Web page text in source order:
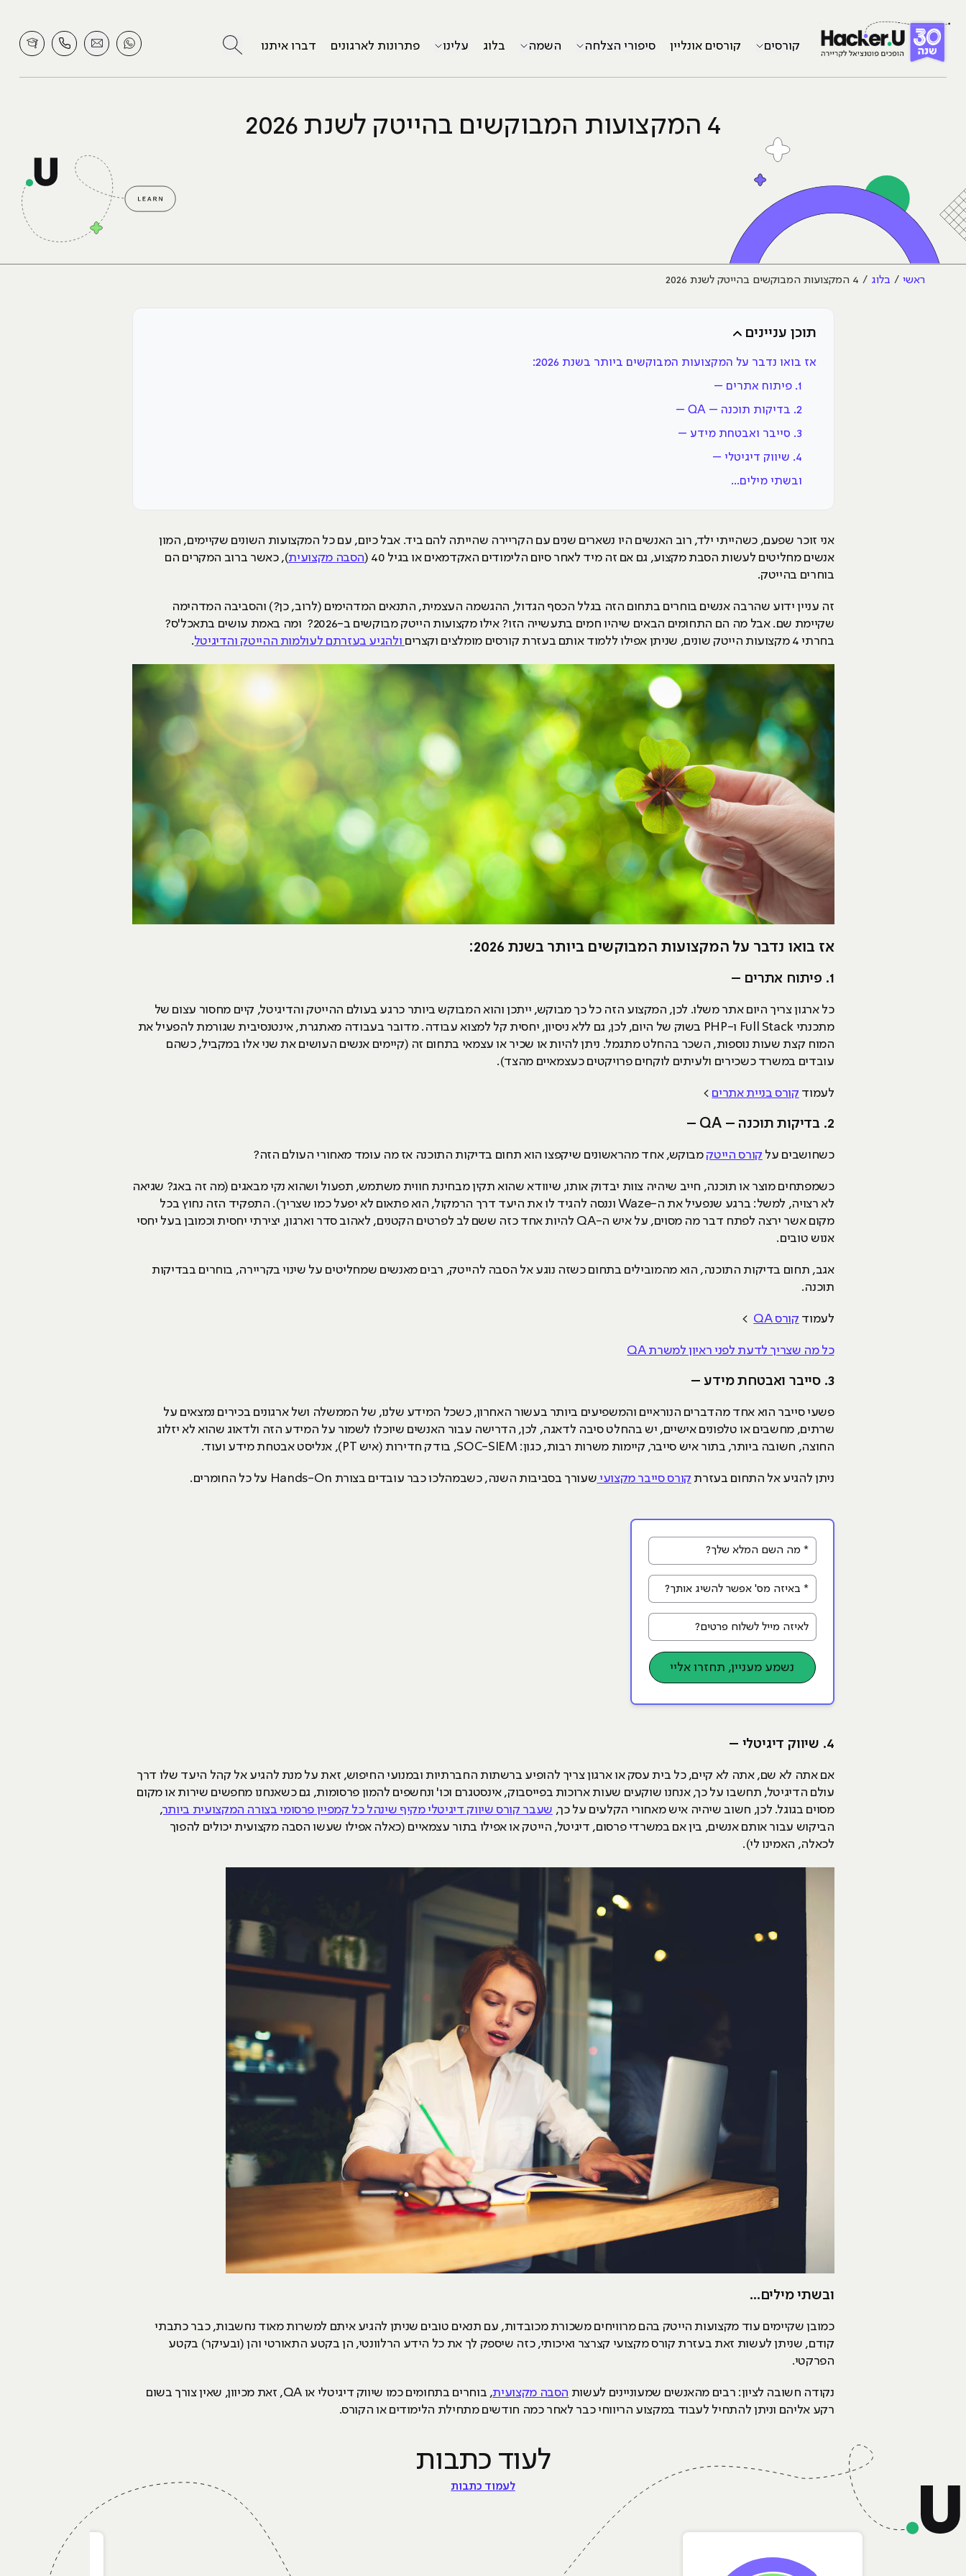
קורסים קורסים אונליין סיפורי הצלחה השמה בלוג עלינו פתרונות לארגונים דברו איתנו לחץ לחיפוש
4 המקצועות המבוקשים בהייטק לשנת 2026
ראשי בלוג 4 המקצועות המבוקשים בהייטק לשנת 2026
תוכן עניינים
אז בואו נדבר על המקצועות המבוקשים ביותר בשנת 2026:
1. פיתוח אתרים –
2. בדיקות תוכנה – QA –
3. סייבר ואבטחת מידע –
4. שיווק דיגיטלי –
ובשתי מילים...
אני זוכר שפעם, כשהייתי ילד, רוב האנשים היו נשארים שנים עם הקריירה שהייתה להם ביד. אבל כיום, עם כל המקצועות השונים שקיימים, המון
אנשים מחליטים לעשות הסבת מקצוע, גם אם זה מיד לאחר סיום הלימודים האקדמאים או בגיל 40 (
הסבה מקצועית), כאשר ברוב המקרים הם
בוחרים בהייטק.
זה עניין ידוע שהרבה אנשים בוחרים בתחום הזה בגלל הכסף הגדול, ההגשמה העצמית, התנאים המדהימים (לרוב, כן?) והסביבה המדהימה
שקיימת שם. אבל מה הם התחומים הבאים שיהיו חמים בתעשייה הזו? אילו מקצועות הייטק מבוקשים ב-2026? ומה באמת עושים בתאכל'ס?
בחרתי 4 מקצועות הייטק שונים, שניתן אפילו ללמוד אותם בעזרת קורסים מומלצים וקצרים
ולהגיע בעזרתם לעולמות ההייטק והדיגיטל.
אז בואו נדבר על המקצועות המבוקשים ביותר בשנת 2026:
1. פיתוח אתרים –
כל ארגון צריך היום אתר משלו. לכן, המקצוע הזה כל כך מבוקש, ייתכן והוא המבוקש ביותר כרגע בעולם ההייטק והדיגיטל, קיים מחסור עצום של
מתכנתי Full Stack ו-PHP בשוק של היום, לכן, גם ללא ניסיון, יחסית קל למצוא עבודה. מדובר בעבודה מאתגרת, אינטנסיבית שגורמת להפעיל את
המוח קצת שעות נוספות, השכר בהחלט מתגמל. ניתן להיות או שכיר או עצמאי בתחום זה (קיימים אנשים העושים את שני אלו במקביל, כשהם
עובדים במשרד כשכירים ולעיתים לוקחים פרויקטים כעצמאיים מהצד).
לעמוד קורס בניית אתרים >
2. בדיקות תוכנה – QA –
כשחושבים על קורס הייטק מבוקש, אחד מהראשונים שיקפצו הוא תחום בדיקות התוכנה אז מה עומד מאחורי העולם הזה?
כשמפתחים מוצר או תוכנה, חייב שיהיה צוות יבדוק אותו, שיוודא שהוא תקין מבחינת חווית משתמש, תפעול ושהוא נקי מבאגים (מה זה באג? שגיאה
לא רצויה, למשל: ברגע שנפעיל את ה-Waze וננסה להגיד לו את היעד דרך הרמקול, הוא פתאום לא יפעל כמו שצריך). התפקיד הזה נחוץ בכל
מקום אשר ירצה לפתח דבר מה מסוים, על איש ה-QA להיות אחד כזה ששם לב לפרטים הקטנים, לאהוב סדר וארגון, יצירתי יחסית וכמובן בעל יחסי
אנוש טובים.
אגב, תחום בדיקות התוכנה, הוא מהמובילים בתחום כשזה נוגע אל הסבה להייטק, רבים מאנשים שמחליטים על שינוי בקריירה, בוחרים בבדיקות
תוכנה.
לעמוד קורס QA >
כל מה שצריך לדעת לפני ראיון למשרת QA
3. סייבר ואבטחת מידע –
פשעי סייבר הוא אחד מהדברים הנוראיים והמשפיעים ביותר בעשור האחרון, כשכל המידע שלנו, של הממשלה ושל ארגונים בכירים נמצאים על
שרתים, מחשבים או טלפונים אישיים, יש בהחלט סיבה לדאגה, לכן, הדרישה עבור האנשים שיוכלו לשמור על המידע הזה ולדאוג שהוא לא יזלוג
החוצה, חשובה ביותר, בתור איש סייבר, קיימות משרות רבות, כגון: SOC-SIEM, בודק חדירות (איש PT), אנליסט אבטחת מידע ועוד.
ניתן להגיע אל התחום בעזרת קורס סייבר מקצועי שעורך בסביבות השנה, כשבמהלכו כבר עובדים בצורת Hands-On על כל החומרים.
* מה השם המלא שלך?
* באיזה מס' אפשר להשיג אותך?
לאיזה מייל לשלוח פרטים?
נשמע מעניין, תחזרו אליי
4. שיווק דיגיטלי –
אם אתה לא שם, אתה לא קיים, כל בית עסק או ארגון צריך להופיע ברשתות החברתיות ובמנועי החיפוש, זאת על מנת להגיע אל קהל היעד שלו דרך
עולם הדיגיטל, תחשבו על כך, אנחנו שוקעים שעות ארוכות בפייסבוק, אינסטגרם וכו' ונחשפים להמון פרסומות, גם כשאנחנו מחפשים שירות או מקום
מסוים בגוגל. לכן, חשוב שיהיה איש מאחורי הקלעים על כך, שעבר קורס שיווק דיגיטלי מקיף שינהל כל קמפיין פרסומי בצורה המקצועית ביותר,
הביקוש עבור אותם אנשים, בין אם במשרדי פרסום, דיגיטל, הייטק או אפילו בתור עצמאיים (כאלה אפילו שעשו הסבה מקצועית יכולים להפוך
לכאלה, האמינו לי).
ובשתי מילים...
כמובן שקיימים עוד מקצועות הייטק בהם מרוויחים משכורת מכובדות, עם תנאים טובים שניתן להגיע איתם למשרות מאוד נחשבות, כבר כתבתי
קודם, שניתן לעשות זאת בעזרת קורס מקצועי קצרצר ואיכותי, כזה שיספק לך את כל הידע הרלוונטי, הן בקטע התאורטי והן (ובעיקר) בקטע
הפרקטי.
נקודה חשובה לציון: רבים מהאנשים שמעוניינים לעשות הסבה מקצועית
, בוחרים בתחומים כמו שיווק דיגיטלי או QA, זאת מכיוון, שאין צורך בשום
רקע אליהם וניתן להתחיל לעבוד במקצוע הריווחי כבר לאחר כמה חודשים מתחילת הלימודים או הקורס.
לעוד כתבות
לעמוד כתבות